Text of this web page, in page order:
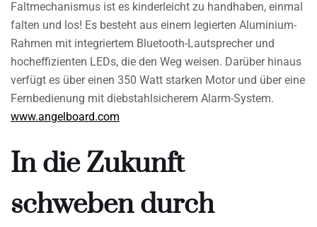
Faltmechanismus ist es kinderleicht zu handhaben, einmal
falten und los! Es besteht aus einem legierten Aluminium-
Rahmen mit integriertem Bluetooth-Lautsprecher und
hocheffizienten LEDs, die den Weg weisen. Darüber hinaus
verfügt es über einen 350 Watt starken Motor und über eine
Fernbedienung mit diebstahlsicherem Alarm-System.
www.angelboard.com
In die Zukunft
schweben durch